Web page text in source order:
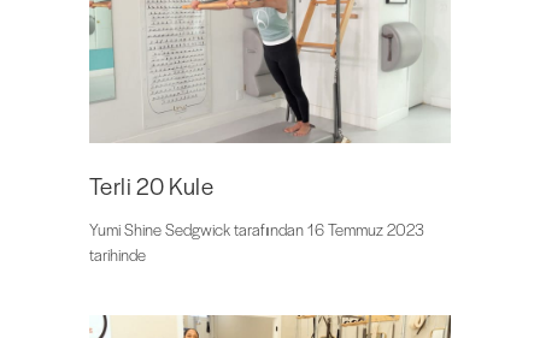
Terli 20 Kule
Yumi Shine Sedgwick tarafından 16 Temmuz 2023
tarihinde